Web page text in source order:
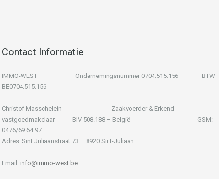
Contact Informatie
IMMO-WEST Ondernemingsnummer 0704.515.156 BTW
BE0704.515.156
Christof Masschelein Zaakvoerder & Erkend
vastgoedmakelaar BIV 508.188 – België GSM:
0476/69 64 97
Adres: Sint Juliaanstraat 73 – 8920 Sint-Juliaan
Email: info@immo-west.be